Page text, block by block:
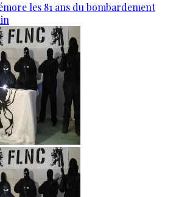
les 81 ans du bombardement